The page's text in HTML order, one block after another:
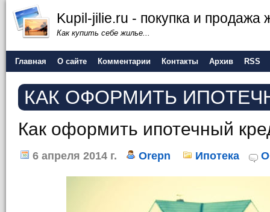
Kupil-jilie.ru - покупка и продажа
Как купить себе жилье...
Главная О сайте Комментарии Контакты Архив RSS
КАК ОФОРМИТЬ
Как оформить ипотечный
6 апреля 2014 г. Orepn Ипотека